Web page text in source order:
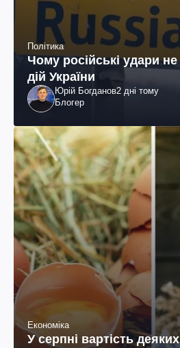
Політика
Чому російські удари
дій України
Юрій Богданов2 дні тому
Блогер
Економіка
У серпні вартість